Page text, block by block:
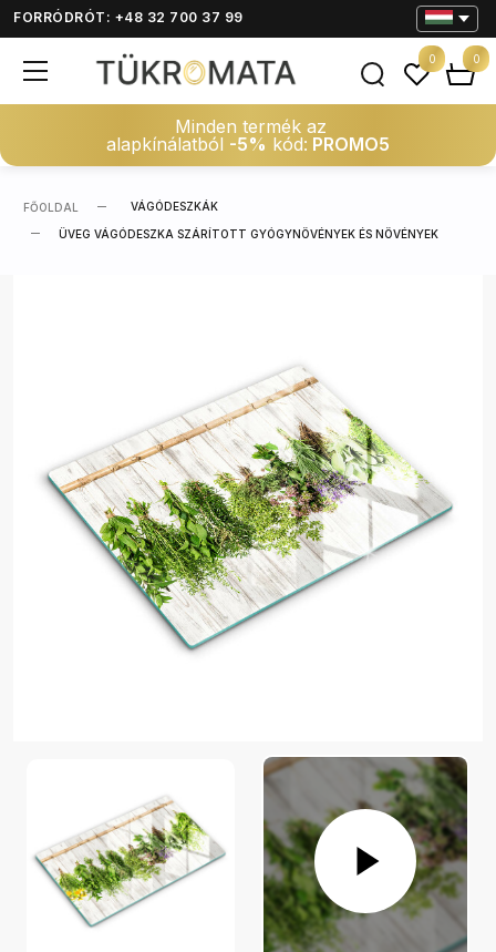
FORRÓDRÓT: +48 32 700 37 99
Minden termék az
alapkínálatból -5% kód: PROMO5
0 0
FŐOLDAL VÁGÓDESZKÁK
ÜVEG VÁGÓDESZKA SZÁRÍTOTT GYÓGYNÖVÉNYEK ÉS NÖVÉNYEK